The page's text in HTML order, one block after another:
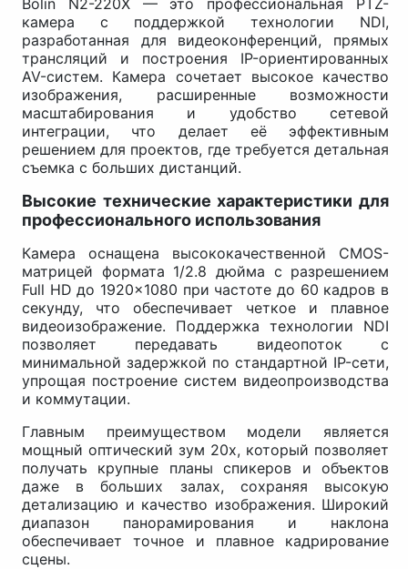
Bolin N2-220X — это профессиональная PTZ-
камера с поддержкой технологии NDI,
разработанная для видеоконференций, прямых
трансляций и построения IP-ориентированных
AV-систем. Камера сочетает высокое качество
изображения, расширенные возможности
масштабирования и удобство сетевой
интеграции, что делает её эффективным
решением для проектов, где требуется детальная
съемка с больших дистанций.
Высокие технические характеристики для
профессионального использования
Камера оснащена высококачественной CMOS-
матрицей формата 1/2.8 дюйма с разрешением
Full HD до 1920×1080 при частоте до 60 кадров в
секунду, что обеспечивает четкое и плавное
видеоизображение. Поддержка технологии NDI
позволяет передавать видеопоток с
минимальной задержкой по стандартной IP-сети,
упрощая построение систем видеопроизводства
и коммутации.
Главным преимуществом модели является
мощный оптический зум 20x, который позволяет
получать крупные планы спикеров и объектов
даже в больших залах, сохраняя высокую
детализацию и качество изображения. Широкий
диапазон панорамирования и наклона
обеспечивает точное и плавное кадрирование
сцены.